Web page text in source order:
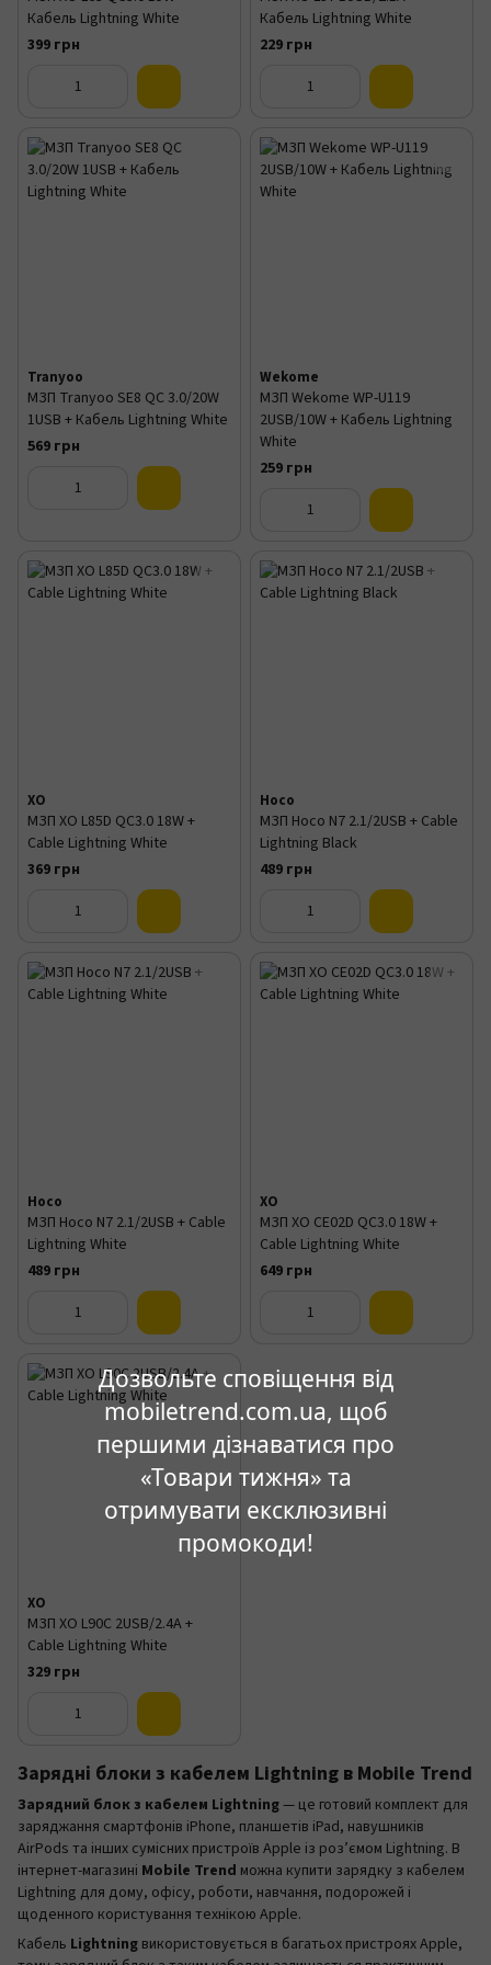
Дозвольте сповіщення від
mobiletrend.com.ua, щоб
першими дізнаватися про
«Товари тижня» та
отримувати ексклюзивні
промокоди!
Кабель Lightning White
399 грн
Кабель Lightning White
229 грн
Tranyoo
МЗП Tranyoo SE8 QC 3.0/20W
1USB + Кабель Lightning White
569 грн
Wekome
МЗП Wekome WP-U119
2USB/10W + Кабель Lightning
White
259 грн
XO
МЗП XO L85D QC3.0 18W +
Cable Lightning White
369 грн
Hoco
МЗП Hoco N7 2.1/2USB + Cable
Lightning Black
489 грн
Hoco
МЗП Hoco N7 2.1/2USB + Cable
Lightning White
489 грн
XO
МЗП XO CE02D QC3.0 18W +
Cable Lightning White
649 грн
XO
МЗП XO L90C 2USB/2.4A +
Cable Lightning White
329 грн
Зарядні блоки з кабелем Lightning в Mobile Trend
Зарядний блок з кабелем Lightning— це готовий комплект для
заряджання смартфонів iPhone, планшетів iPad, навушників
AirPods та інших сумісних пристроїв Apple із роз’ємом Lightning. В
інтернет-магазині Mobile Trend можна купити зарядку з кабелем
Lightning для дому, офісу, роботи, навчання, подорожей і
щоденного користування технікою Apple.
Кабель Lightning використовується в багатьох пристроях Apple,